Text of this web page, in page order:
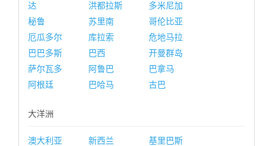
达
洪都拉斯
多米尼加
秘鲁
苏里南
哥伦比亚
厄瓜多尔
库拉索
危地马拉
巴巴多斯
巴西
开曼群岛
萨尔瓦多
阿鲁巴
巴拿马
阿根廷
巴哈马 古巴
大洋洲
澳大利亚 新西兰
基里巴斯